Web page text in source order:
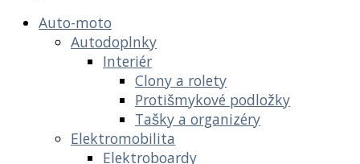
Auto-moto
Autodoplnky
Interiér
Clony a rolety
Protišmykové podložky
Tašky a organizéry
Elektromobilita
Elektroboardy